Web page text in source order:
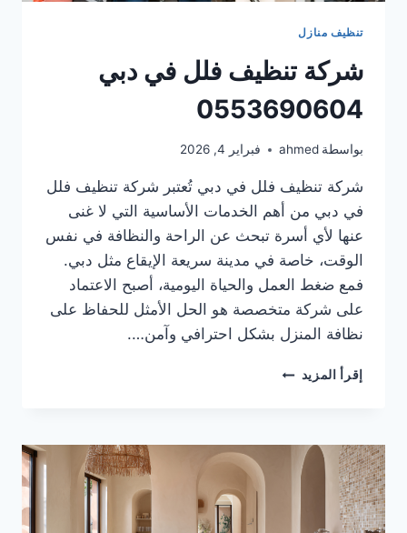
تنظيف منازل
شركة تنظيف فلل في دبي
0553690604
بواسطة ahmed فبراير 4, 2026
شركة تنظيف فلل في دبي تُعتبر شركة تنظيف فلل
في دبي من أهم الخدمات الأساسية التي لا غنى
عنها لأي أسرة تبحث عن الراحة والنظافة في نفس
الوقت، خاصة في مدينة سريعة الإيقاع مثل دبي.
فمع ضغط العمل والحياة اليومية، أصبح الاعتماد
على شركة متخصصة هو الحل الأمثل للحفاظ على
نظافة المنزل بشكل احترافي وآمن….
إقرأ المزيد شركة
دبي
0553690604